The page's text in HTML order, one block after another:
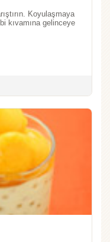
Koyulaşmaya
kıvamına gelinceye